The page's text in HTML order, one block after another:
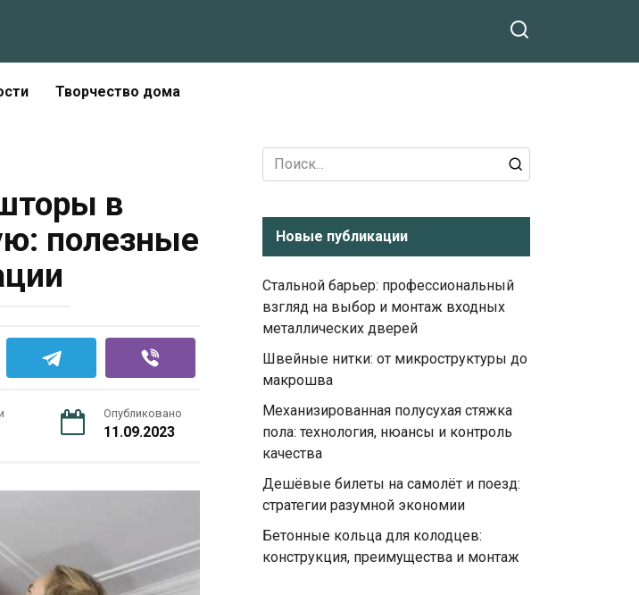
Творчество дома
в
полезные
Опубликовано
11.09.2023
Search
for:
Новые публикации
Стальной барьер: профессиональный
взгляд на выбор и монтаж входных
металлических дверей
Швейные нитки: от микроструктуры до
макрошва
Механизированная полусухая стяжка
пола: технология, нюансы и контроль
качества
Дешёвые билеты на самолёт и поезд:
стратегии разумной экономии
Бетонные кольца для колодцев:
конструкция, преимущества и монтаж